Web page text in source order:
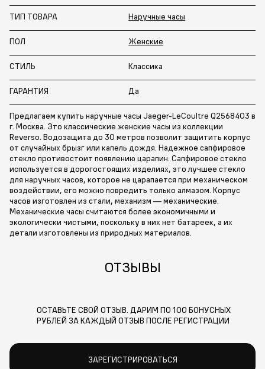
ТИП ТОВАРА Наручные часы
ПОЛ Женские
СТИЛЬ Классика
ГАРАНТИЯ Да
Предлагаем купить наручные часы Jaeger-LeCoultre Q2568403 в
г. Москва. Это классические женские часы из коллекции
Reverso. Водозащита до 30 метров позволит защитить корпус
от случайных брызг или капель дождя. Надежное сапфировое
стекло противостоит появлению царапин. Сапфировое стекло
используется в дорогостоящих изделиях, это лучшее стекло
для наручных часов, которое не царапается при механическом
воздействии, его можно повредить только алмазом. Корпус
часов изготовлен из стали, механизм — механические.
Механические часы считаются более экономичными и
экологически чистыми, поскольку в них нет батареек, а их
детали изготовлены из природных материалов.
ОТЗЫВЫ
ОСТАВЬТЕ СВОЙ ОТЗЫВ. ДАРИМ ПО 100 БОНУСНЫХ
РУБЛЕЙ ЗА КАЖДЫЙ ОТЗЫВ ПОСЛЕ РЕГИСТРАЦИИ
ЗАРЕГИСТРИРОВАТЬСЯ